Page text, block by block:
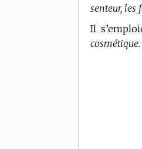
senteur, les
Il
cosmétique.